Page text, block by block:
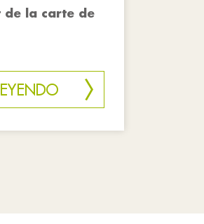
de la carte de